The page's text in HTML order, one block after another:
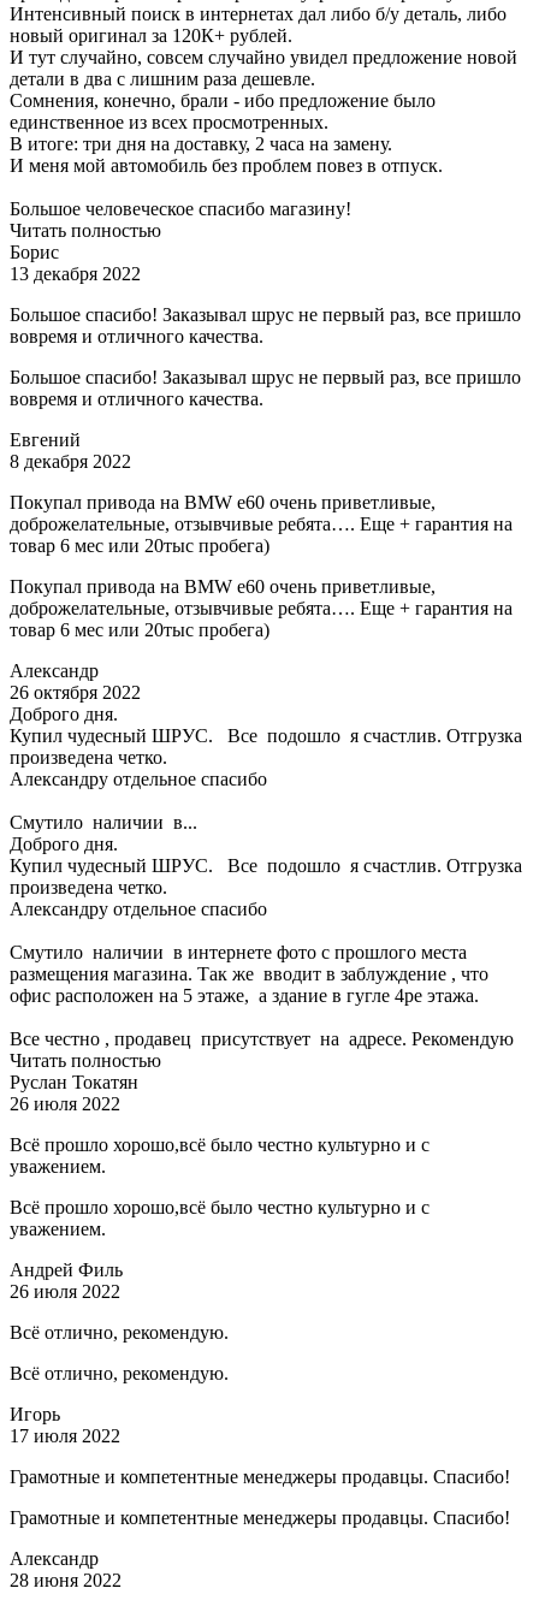
Интенсивный поиск в интернетах дал либо б/у деталь, либо
новый оригинал за 120К+ рублей.
И тут случайно, совсем случайно увидел предложение новой
детали в два с лишним раза дешевле.
Сомнения, конечно, брали - ибо предложение было
единственное из всех просмотренных.
В итоге: три дня на доставку, 2 часа на замену.
И меня мой автомобиль без проблем повез в отпуск.
Большое человеческое спасибо магазину!
Читать полностью
Борис
13 декабря 2022
Большое спасибо! Заказывал шрус не первый раз, все пришло
вовремя и отличного качества.
Большое спасибо! Заказывал шрус не первый раз, все пришло
вовремя и отличного качества.
Евгений
8 декабря 2022
Покупал привода на BMW e60 очень приветливые,
доброжелательные, отзывчивые ребята…. Еще + гарантия на
товар 6 мес или 20тыс пробега)
Покупал привода на BMW e60 очень приветливые,
доброжелательные, отзывчивые ребята…. Еще + гарантия на
товар 6 мес или 20тыс пробега)
Александр
26 октября 2022
Доброго дня.
Купил чудесный ШРУС. Все подошло я счастлив. Отгрузка
произведена четко.
Александру отдельное спасибо
Смутило наличии в...
Доброго дня.
Купил чудесный ШРУС. Все подошло я счастлив. Отгрузка
произведена четко.
Александру отдельное спасибо
Смутило наличии в интернете фото с прошлого места
размещения магазина. Так же вводит в заблуждение , что
офис расположен на 5 этаже, а здание в гугле 4ре этажа.
Все честно , продавец присутствует на адресе. Рекомендую
Читать полностью
Руслан Токатян
26 июля 2022
Всё прошло хорошо,всё было честно культурно и с
уважением.
Всё прошло хорошо,всё было честно культурно и с
уважением.
Андрей Филь
26 июля 2022
Всё отлично, рекомендую.
Всё отлично, рекомендую.
Игорь
17 июля 2022
Грамотные и компетентные менеджеры продавцы. Спасибо!
Грамотные и компетентные менеджеры продавцы. Спасибо!
Александр
28 июня 2022